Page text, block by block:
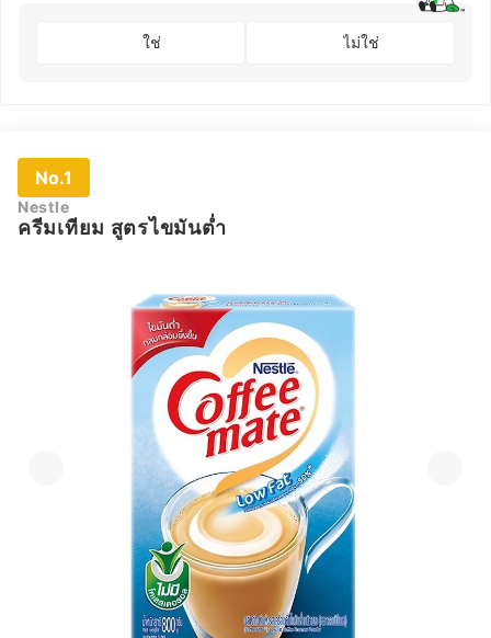
ใช่ ไม่ใช่
No.1
Nestle
ครีมเทียม สูตรไขมันต่ำ